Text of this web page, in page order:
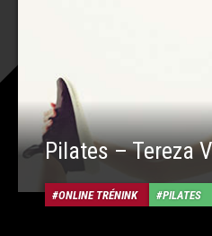
Pilates – Tereza
ONLINE TRÉNINK PILATES